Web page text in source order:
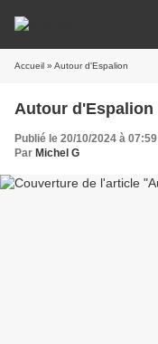
Accueil » Autour d'Espalion
Autour d'Espalion
Publié le 20/10/2024 à 07:59
Par Michel G